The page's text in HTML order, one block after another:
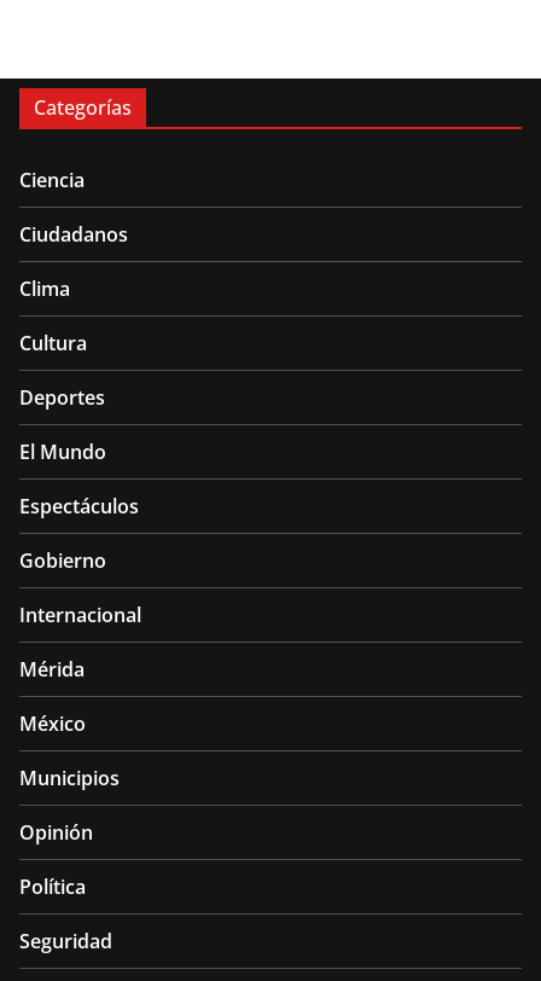
Categorías
Ciencia
Ciudadanos
Clima
Cultura
Deportes
El Mundo
Espectáculos
Gobierno
Internacional
Mérida
México
Municipios
Opinión
Política
Seguridad